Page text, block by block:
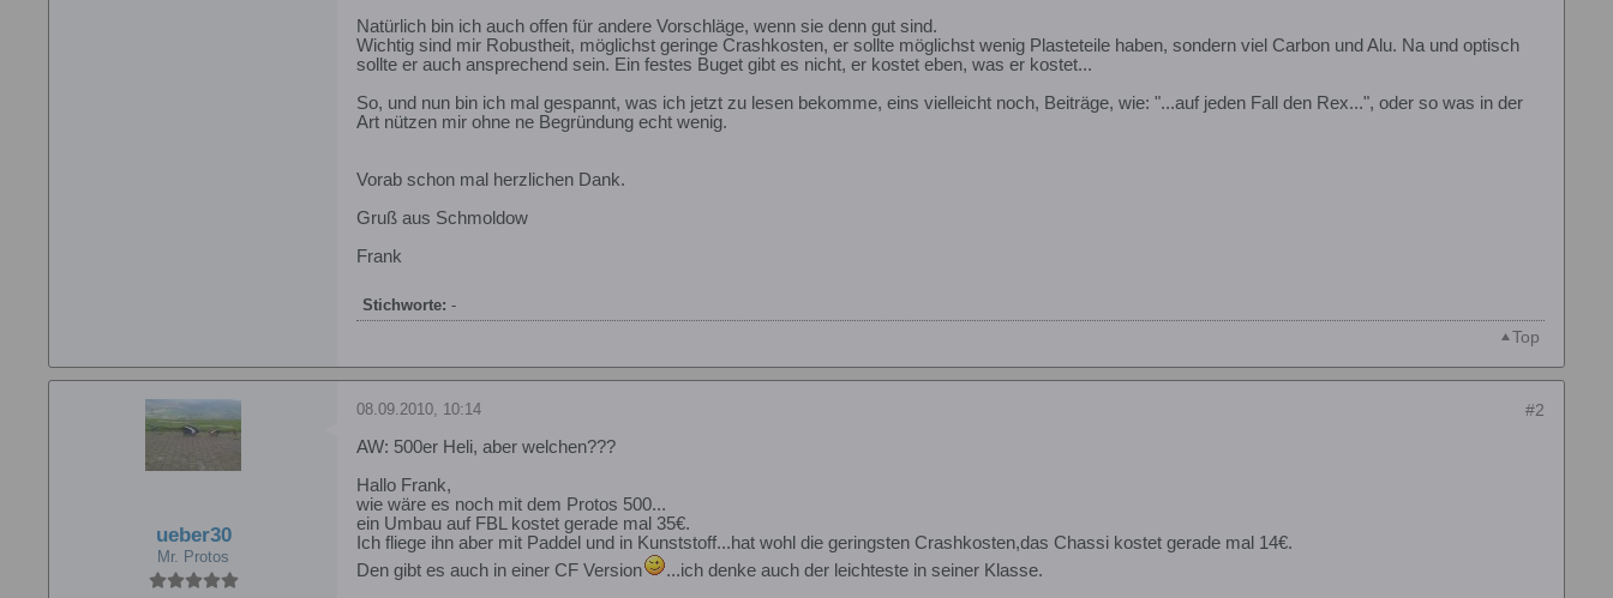
Natürlich bin ich auch offen für andere Vorschläge, wenn sie denn gut sind.
Wichtig sind mir Robustheit, möglichst geringe Crashkosten, er sollte möglichst wenig Plasteteile haben, sondern viel Carbon und Alu. Na und optisch
sollte er auch ansprechend sein. Ein festes Buget gibt es nicht, er kostet eben, was er kostet...
So, und nun bin ich mal gespannt, was ich jetzt zu lesen bekomme, eins vielleicht noch, Beiträge, wie: "...auf jeden Fall den Rex...", oder so was in der
Art nützen mir ohne ne Begründung echt wenig.
Vorab schon mal herzlichen Dank.
Gruß aus Schmoldow
Frank
Stichworte: -
Top
ueber30
Mr. Protos
#2
08.09.2010, 10:14
AW: 500er Heli, aber welchen???
Hallo Frank,
wie wäre es noch mit dem Protos 500...
ein Umbau auf FBL kostet gerade mal 35€.
Ich fliege ihn aber mit Paddel und in Kunststoff...hat wohl die geringsten Crashkosten,das Chassi kostet gerade mal 14€.
Den gibt es auch in einer CF Version
...ich denke auch der leichteste in seiner Klasse.